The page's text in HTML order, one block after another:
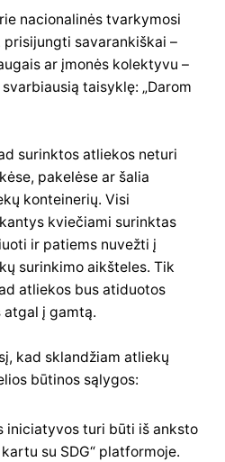
nacionalinės tvarkymosi
savarankiškai –
ar įmonės kolektyvu –
taisyklę: „Darom
surinktos atliekos neturi
pakelėse ar šalia
konteinerių. Visi
kviečiami surinktas
ir patiems nuvežti į
surinkimo aikšteles. Tik
atliekos bus atiduotos
į gamtą.
kad sklandžiam atliekų
būtinos sąlygos:
iniciatyvos turi būti iš anksto
su SDG“ platformoje.